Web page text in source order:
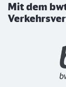
Mit dem